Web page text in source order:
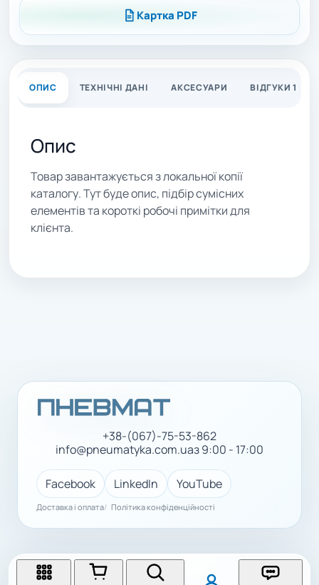
Картка PDF
ОПИС ТЕХНІЧНІ ДАНІ АКСЕСУАРИ ВІДГУКИ 1
Опис
Товар завантажується з локальної копії
каталогу. Тут буде опис, підбір сумісних
елементів та короткі робочі примітки для
клієнта.
+38-(067)-75-53-862
info@pneumatyka.com.uaз 9:00 - 17:00
Facebook LinkedIn YouTube
Доставка і оплата Політика конфіденційності